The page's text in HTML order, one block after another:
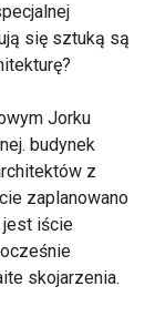
się sztuką są
Jorku
budynek
z
zaplanowano
jest iście
skojarzenia.